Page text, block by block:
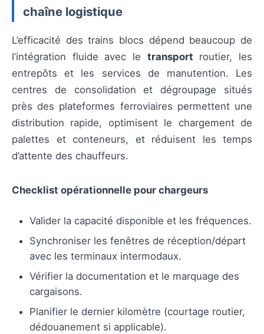
chaîne logistique
L’efficacité des trains blocs dépend beaucoup de
l’intégration fluide avec le transport routier, les
entrepôts et les services de manutention. Les
centres de consolidation et dégroupage situés
près des plateformes ferroviaires permettent une
distribution rapide, optimisent le chargement de
palettes et conteneurs, et réduisent les temps
d’attente des chauffeurs.
Checklist opérationnelle pour chargeurs
Valider la capacité disponible et les fréquences.
Synchroniser les fenêtres de réception/départ
avec les terminaux intermodaux.
Vérifier la documentation et le marquage des
cargaisons.
Planifier le dernier kilomètre (courtage routier,
dédouanement si applicable).